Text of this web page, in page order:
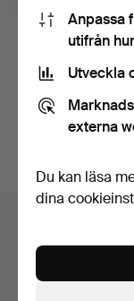
användarvillkoren
har tagit del av
Kontakta support
Alla auktionshus
Anpassa
utifrån
Utveckla
externa
Du kan läsa
dina